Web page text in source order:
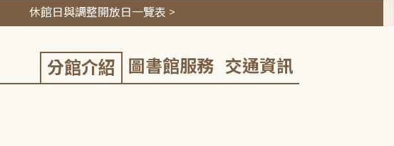
休館日與調整開放日一覽表 >
分館介紹 圖書館服務 交通資訊